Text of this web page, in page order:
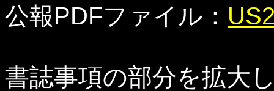
公報PDFファイル：
書誌事項の部分を拡大